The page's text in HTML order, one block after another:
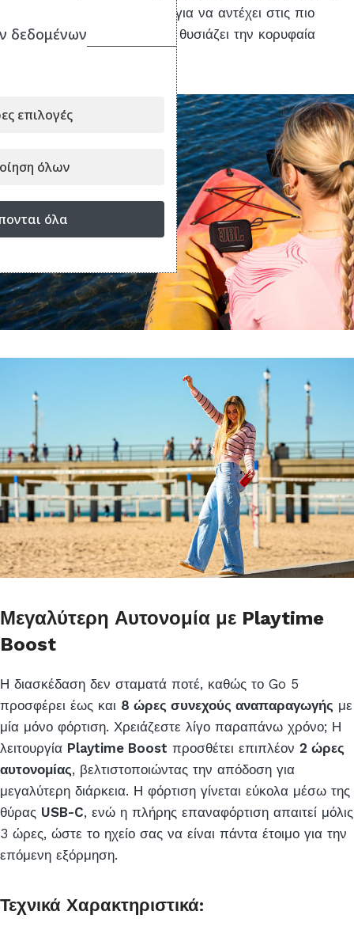
ηχείο είναι κατασκευασμένο για να αντέχει στις πιο
σκληρές συνθήκες, χωρίς να θυσιάζει την κορυφαία
Μεγαλύτερη Αυτονομία με Playtime
Boost
Η διασκέδαση δεν σταματά ποτέ, καθώς το Go 5
προσφέρει έως και 8 ώρες συνεχούς αναπαραγωγής με
μία μόνο φόρτιση. Χρειάζεστε λίγο παραπάνω χρόνο; Η
λειτουργία Playtime Boost προσθέτει επιπλέον 2 ώρες
αυτονομίας, βελτιστοποιώντας την απόδοση για
μεγαλύτερη διάρκεια. Η φόρτιση γίνεται εύκολα μέσω της
θύρας USB-C, ενώ η πλήρης επαναφόρτιση απαιτεί μόλις
3 ώρες, ώστε το ηχείο σας να είναι πάντα έτοιμο για την
επόμενη εξόρμηση.
Τεχνικά Χαρακτηριστικά:
δεδομένων
επιλογές
όλων
όλα